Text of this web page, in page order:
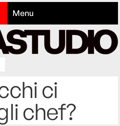
Menu
ci
chef?